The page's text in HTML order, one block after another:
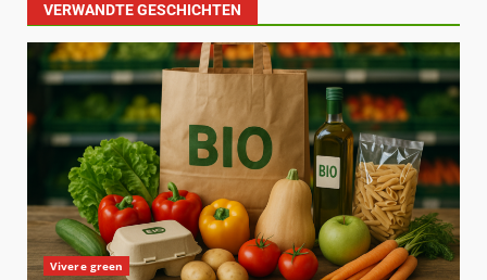
VERWANDTE GESCHICHTEN
Vivere green